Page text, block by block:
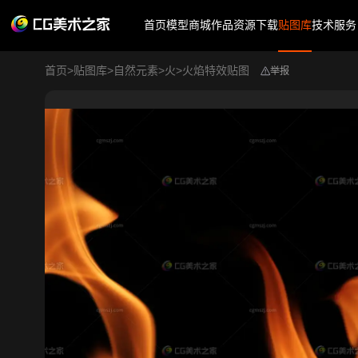
首页模型商城作品资源下载贴图库技术服务
首页>贴图库>自然元素>火>火焰特效贴图 举报